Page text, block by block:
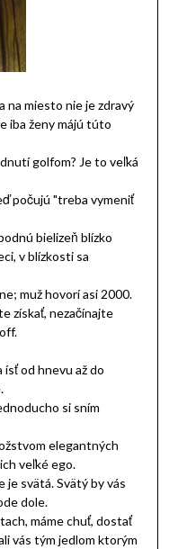
na miesto nie je zdravý
iba ženy májú túto
golfom? Je to veľká
počujú "treba vymeniť
bielizeň blízko
v blízkosti sa
muž hovorí asi 2000.
získať, nezačínajte
od hnevu až do
si sním
elegantných
veľké ego.
je svätá. Svätý by vás
dole.
máme chuť, dostať
vás tým jedlom ktorým